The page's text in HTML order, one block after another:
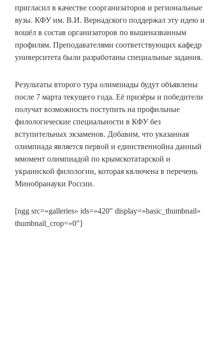
пригласил в качестве соорганизаторов и региональные
вузы. КФУ им. В.И. Вернадского поддержал эту идею и
вошёл в состав организаторов по вышеназванным
профилям. Преподавателями соответствующих кафедр
университета были разработаны специальные задания.
Результаты второго тура олимпиады будут объявлены
после 7 марта текущего года. Её призёры и победители
получат возможность поступить на профильные
филологические специальности в КФУ без
вступительных экзаменов. Добавим, что указанная
олимпиада является первой и единственнойна данный
ммомент олимпиадой по крымскотатарской и
украинской филологии, которая квлючена в перечень
Минобранауки России.
[ngg src=»galleries» ids=»420″ display=»basic_thumbnail»
thumbnail_crop=»0″]